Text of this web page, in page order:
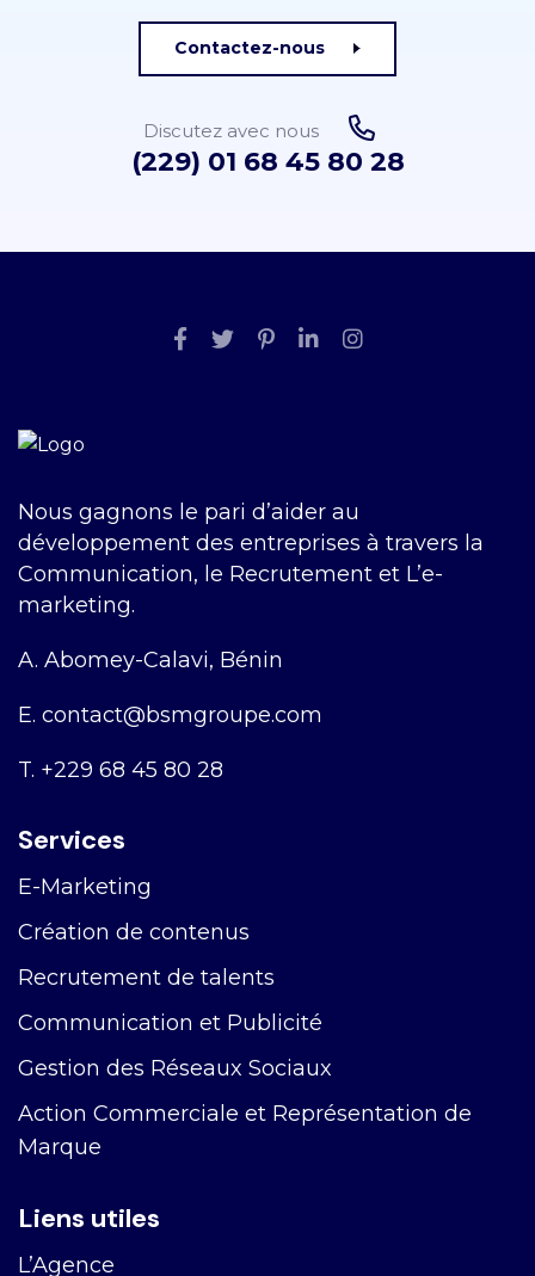
Contactez-nous
Discutez avec nous
(229) 01 68 45 80 28
Nous gagnons le pari d’aider au
développement des entreprises à travers la
Communication, le Recrutement et L’e-
marketing.
A. Abomey-Calavi, Bénin
E. contact@bsmgroupe.com
T. +229 68 45 80 28
Services
E-Marketing
Création de contenus
Recrutement de talents
Communication et Publicité
Gestion des Réseaux Sociaux
Action Commerciale et Représentation de
Marque
Liens utiles
L’Agence